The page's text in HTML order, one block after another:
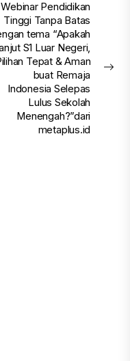
Webinar Pendidikan
Tinggi Tanpa Batas
tema “Apakah
S1 Luar Negeri,
Tepat & Aman
buat Remaja
Indonesia Selepas
Lulus Sekolah
Menengah?”dari
metaplus.id